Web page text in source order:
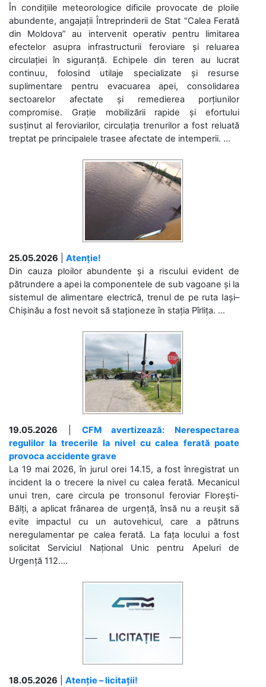
În condițiile meteorologice dificile provocate de ploile
abundente, angajații Întreprinderii de Stat “Calea Ferată
din Moldova” au intervenit operativ pentru limitarea
efectelor asupra infrastructurii feroviare și reluarea
circulației în siguranță. Echipele din teren au lucrat
continuu, folosind utilaje specializate și resurse
suplimentare pentru evacuarea apei, consolidarea
sectoarelor afectate și remedierea porțiunilor
compromise. Grație mobilizării rapide și efortului
susținut al feroviarilor, circulația trenurilor a fost reluată
treptat pe principalele trasee afectate de intemperii. ...
25.05.2026
Atenție!
Din cauza ploilor abundente și a riscului evident de
pătrundere a apei la componentele de sub vagoane și la
sistemul de alimentare electrică, trenul de pe ruta Iași–
Chișinău a fost nevoit să staționeze în stația Pîrlița. ...
19.05.2026
CFM avertizează: Nerespectarea
regulilor la trecerile la nivel cu calea ferată poate
provoca accidente grave
La 19 mai 2026, în jurul orei 14.15, a fost înregistrat un
incident la o trecere la nivel cu calea ferată. Mecanicul
unui tren, care circula pe tronsonul feroviar Florești-
Bălți, a aplicat frânarea de urgență, însă nu a reușit să
evite impactul cu un autovehicul, care a pătruns
neregulamentar pe calea ferată. La fața locului a fost
solicitat Serviciul Național Unic pentru Apeluri de
Urgență 112....
18.05.2026
Atenție – licitații!